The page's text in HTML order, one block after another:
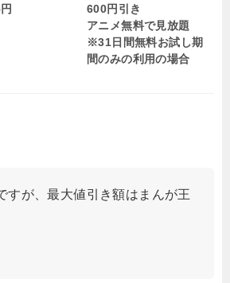
円
600円引き
アニメ無料で見放題
※31日間無料お試し期
間のみの利用の場合
すが、最大値引き額はまんが王